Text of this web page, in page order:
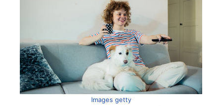
Images getty